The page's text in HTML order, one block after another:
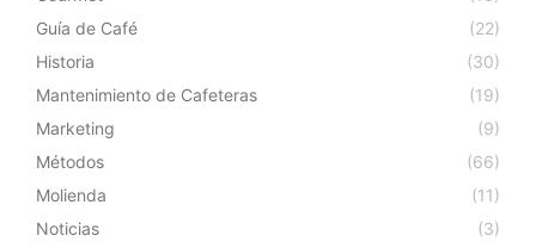
Guía de Café
(22)
Historia
(30)
Mantenimiento de Cafeteras
(19)
Marketing
(9)
Métodos
(66)
Molienda
(11)
Noticias
(3)